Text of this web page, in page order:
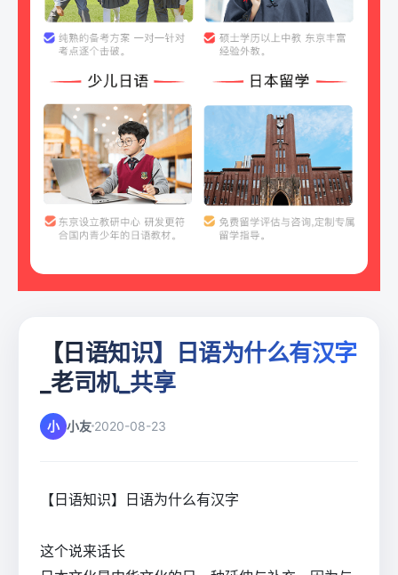
【日语知识】日语为什么有汉字
_老司机_共享
小 小友 2020-08-23
【日语知识】日语为什么有汉字
这个说来话长